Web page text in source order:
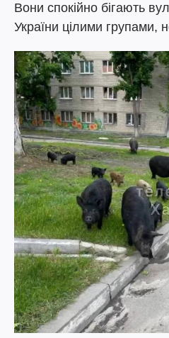
Вони спокійно бігають
України цілими групами,